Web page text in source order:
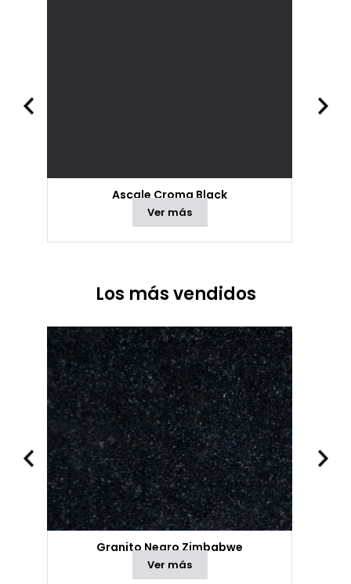
Ascale Croma Black
Ver más
Los más vendidos
Granito Negro Zimbabwe
Ver más